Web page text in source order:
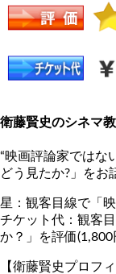
衛藤賢史のシネマ
“映画評論家ではな
どう見たか?」をお
星：観客目線で「
チケット代：観客
か？」を評価
【衛藤賢史プロフィ